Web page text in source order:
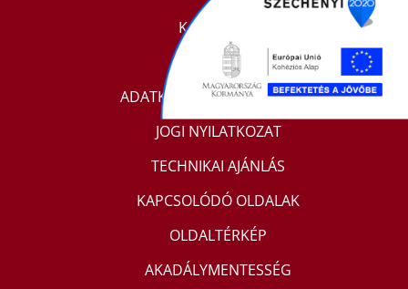
KAPCSOLAT
IMPRESSZUM
ADATKEZELÉSI TÁJÉKOZTATÓ
JOGI NYILATKOZAT
TECHNIKAI AJÁNLÁS
KAPCSOLÓDÓ OLDALAK
OLDALTÉRKÉP
AKADÁLYMENTESSÉG